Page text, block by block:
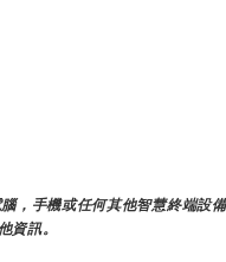
手機或任何其他智慧終端
資訊。